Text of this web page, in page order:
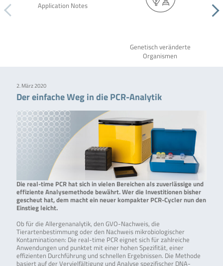
Application Notes
Genetisch veränderte
Organismen
2. März 2020
Der einfache Weg in die PCR-Analytik
Die real-time PCR hat sich in vielen Bereichen als zuverlässige und
effiziente Analysemethode bewährt. Wer die Investitionen bisher
gescheut hat, dem macht ein neuer kompakter PCR-Cycler nun den
Einstieg leicht.
Ob für die Allergenanalytik, den GVO-Nachweis, die
Tierartenbestimmung oder den Nachweis mikrobiologischer
Kontaminationen: Die real-time PCR eignet sich für zahlreiche
Anwendungen und punktet mit einer hohen Spezifität, einer
effizienten Durchführung und schnellen Ergebnissen. Die Methode
basiert auf der Vervielfältigung und Analyse spezifischer DNA-